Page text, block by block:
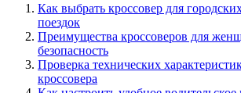
Как выбрать кроссовер для
поездок
Преимущества кроссоверов для
безопасность
Проверка технических
кроссовера